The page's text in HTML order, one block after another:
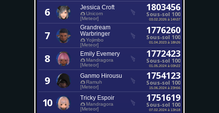
6 Jessica Croft
Unicorn
[Meteor]
1803456
Sous-sol 100
03.02.2026 à 14h37
7
Grandream
Warbringer
Yojimbo
[Meteor]
1776260
Sous-sol 100
01.04.2023 à 18h26
8 Emily Evemery
Mandragora
[Meteor]
1772423
Sous-sol 100
01.05.2024 à 03h22
9 Ganmo Hirousu
Ramuh
[Meteor]
1754123
Sous-sol 100
15.06.2024 à 23h56
10 Tricky Espoir
Mandragora
[Meteor]
1751619
Sous-sol 100
07.02.2024 à 13h18